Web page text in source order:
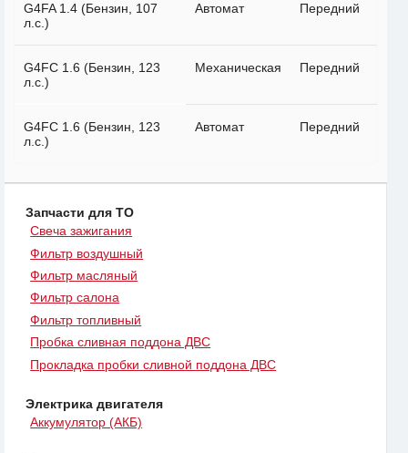
G4FA 1.4 (Бензин, 107
л.с.)
Автомат Передний
G4FC 1.6 (Бензин, 123
л.с.)
Механическая Передний
G4FC 1.6 (Бензин, 123
л.с.)
Автомат Передний
Запчасти для ТО
Свеча зажигания
Фильтр воздушный
Фильтр масляный
Фильтр салона
Фильтр топливный
Пробка сливная поддона ДВС
Прокладка пробки сливной поддона ДВС
Электрика двигателя
Аккумулятор (АКБ)